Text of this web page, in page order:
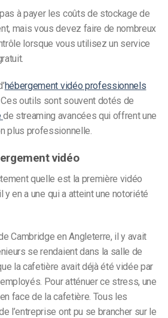
à payer les coûts de stockage de
mais vous devez faire de nombreux
lorsque vous utilisez un service
hébergement vidéo professionnels
Ces outils sont souvent dotés de
de streaming avancées qui offrent une
plus professionnelle.
vidéo
quelle est la première vidéo
y en a une qui a atteint une notoriété
Cambridge en Angleterre, il y avait
se rendaient dans la salle de
la cafetière avait déjà été vidée par
Pour atténuer ce stress, une
face de la cafetière. Tous les
l’entreprise ont pu se brancher sur le